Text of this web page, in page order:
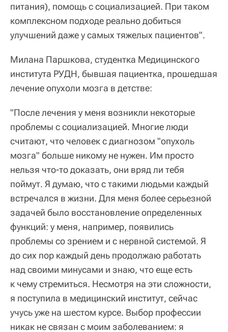
питания), помощь с социализацией. При таком
комплексном подходе реально добиться
улучшений даже у самых тяжелых пациентов".
Милана Паршкова, студентка Медицинского
института РУДН, бывшая пациентка, прошедшая
лечение опухоли мозга в детстве:
"После лечения у меня возникли некоторые
проблемы с социализацией. Многие люди
считают, что человек с диагнозом "опухоль
мозга" больше никому не нужен. Им просто
нельзя что-то доказать, они вряд ли тебя
поймут. Я думаю, что с такими людьми каждый
встречался в жизни. Для меня более серьезной
задачей было восстановление определенных
функций: у меня, например, появились
проблемы со зрением и с нервной системой. Я
до сих пор каждый день продолжаю работать
над своими минусами и знаю, что еще есть
к чему стремиться. Несмотря на эти сложности,
я поступила в медицинский институт, сейчас
учусь уже на шестом курсе. Выбор профессии
никак не связан с моим заболеванием: я